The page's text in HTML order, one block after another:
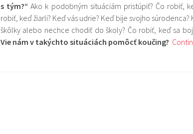
s tým?“ Ako k podobným situáciám pristúpiť? Čo robiť,
robiť, keď žiarli? Keď vás udrie? Keď bije svojho
škôlky alebo nechce chodiť do školy? Čo robiť, keď sa
Vie nám v takýchto situáciách pomôcť koučing?